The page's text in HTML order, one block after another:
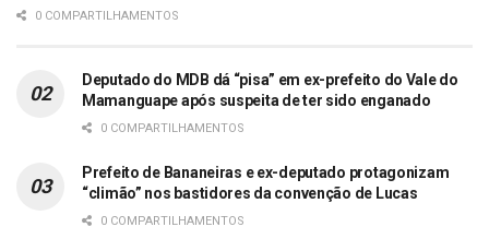
0 COMPARTILHAMENTOS
Deputado do MDB dá “pisa” em ex-prefeito do Vale do
Mamanguape após suspeita de ter sido enganado
0 COMPARTILHAMENTOS
Prefeito de Bananeiras e ex-deputado protagonizam
“climão” nos bastidores da convenção de Lucas
0 COMPARTILHAMENTOS